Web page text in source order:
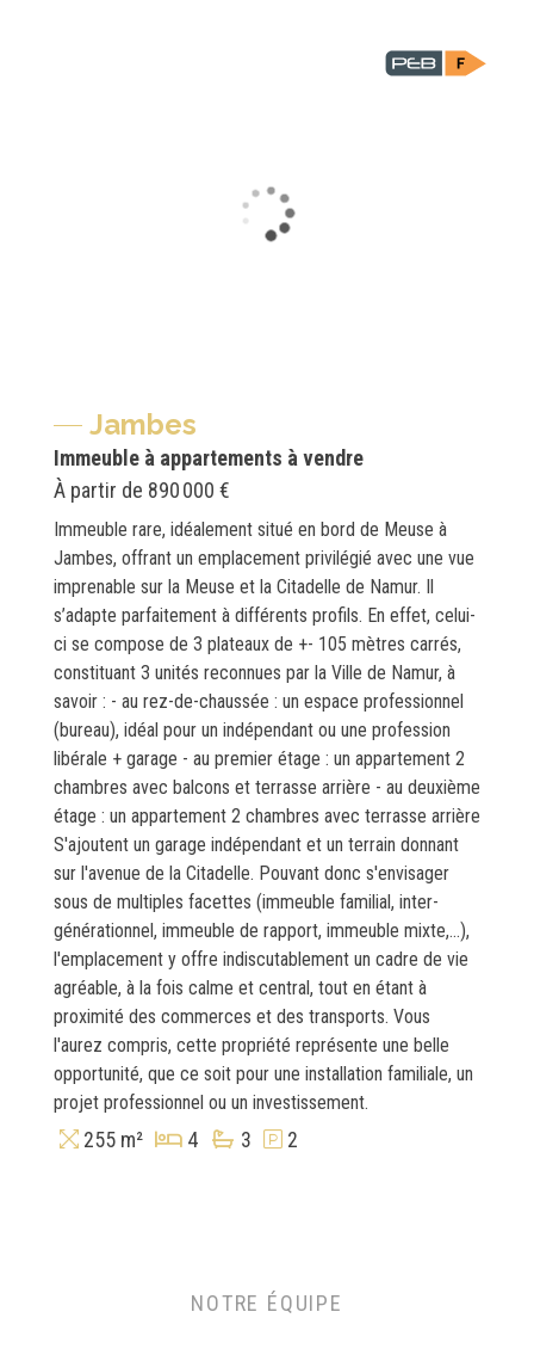
Jambes
À partir de 890 000 €
Immeuble à appartements à vendre
Immeuble rare, idéalement situé en bord de Meuse à
Jambes, offrant un emplacement privilégié avec une vue
imprenable sur la Meuse et la Citadelle de Namur. Il
s’adapte parfaitement à différents profils. En effet, celui-
ci se compose de 3 plateaux de +- 105 mètres carrés,
constituant 3 unités reconnues par la Ville de Namur, à
savoir : - au rez-de-chaussée : un espace professionnel
(bureau), idéal pour un indépendant ou une profession
libérale + garage - au premier étage : un appartement 2
chambres avec balcons et terrasse arrière - au deuxième
étage : un appartement 2 chambres avec terrasse arrière
S'ajoutent un garage indépendant et un terrain donnant
sur l'avenue de la Citadelle. Pouvant donc s'envisager
sous de multiples facettes (immeuble familial, inter-
générationnel, immeuble de rapport, immeuble mixte,...),
l'emplacement y offre indiscutablement un cadre de vie
agréable, à la fois calme et central, tout en étant à
proximité des commerces et des transports. Vous
l'aurez compris, cette propriété représente une belle
opportunité, que ce soit pour une installation familiale, un
projet professionnel ou un investissement.
255 m² 4 3 2
NOTRE ÉQUIPE